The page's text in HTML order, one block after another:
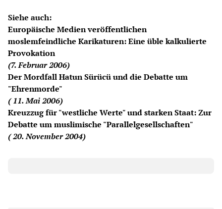
Siehe auch:
Europäische Medien veröffentlichen
moslemfeindliche Karikaturen: Eine üble kalkulierte
Provokation
(7. Februar 2006)
Der Mordfall Hatun Sürücü und die Debatte um
"Ehrenmorde"
( 11. Mai 2006)
Kreuzzug für "westliche Werte" und starken Staat: Zur
Debatte um muslimische "Parallelgesellschaften"
( 20. November 2004)